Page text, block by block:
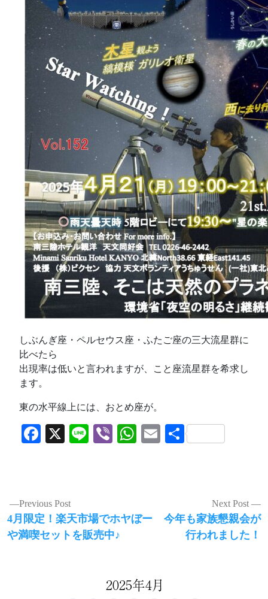
しぶんぎ座・ペルセウス座・ふたご座の三大流星群に
比べたら
出現率は低いと言われますが、こと座流星群を希求し
ます。
東の水平線上には、おとめ座が。
Facebook
X LineViberWhatsApp
Email
共
投
稿
ナ
Previous Post
Previous
post:
4月限定！楽天市場でホヤぼー
や満喫セットを販売中♪
Next Post
Next
今年も家族懇親会が
行われました！
2025年4月